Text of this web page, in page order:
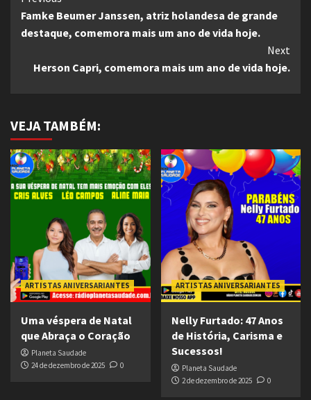
Reading
Famke Beumer Janssen, atriz holandesa de grande
destaque, comemora mais um ano de vida hoje.
Next
Herson Capri, comemora mais um ano de vida hoje.
VEJA TAMBÉM:
ARTISTAS ANIVERSARIANTES
Uma véspera de Natal
que Abraça o Coração
Planeta Saudade
24 de dezembro de 2025
0
ARTISTAS ANIVERSARIANTES
Nelly Furtado: 47 Anos
de História, Carisma e
Sucessos!
Planeta Saudade
2 de dezembro de 2025
0